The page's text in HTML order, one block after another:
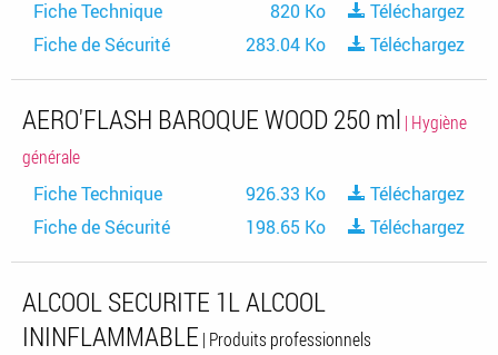
Fiche Technique
820 Ko
Téléchargez
Fiche de Sécurité
283.04 Ko Téléchargez
AERO'FLASH BAROQUE WOOD 250 ml | Hygiène
générale
Fiche Technique
926.33 Ko
Téléchargez
Fiche de Sécurité
198.65 Ko Téléchargez
ALCOOL SECURITE 1L ALCOOL
ININFLAMMABLE | Produits professionnels